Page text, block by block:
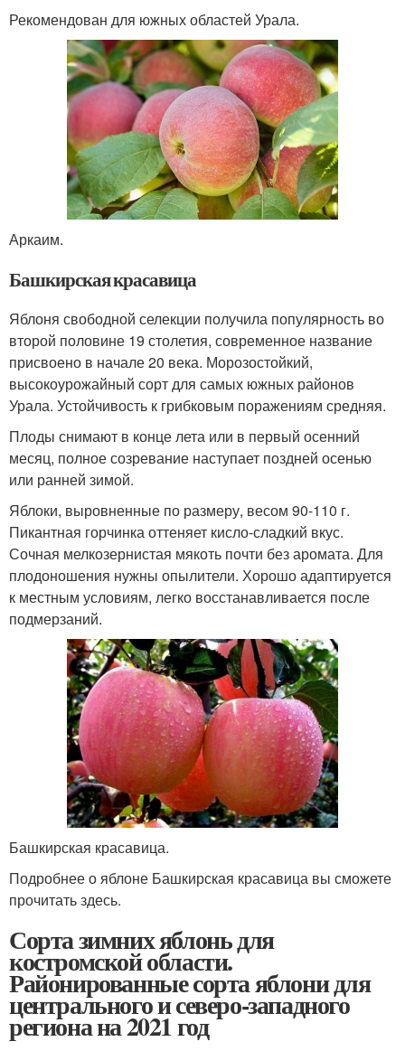
Рекомендован для южных областей Урала.
Аркаим.
Башкирская красавица
Яблоня свободной селекции получила популярность во
второй половине 19 столетия, современное название
присвоено в начале 20 века. Морозостойкий,
высокоурожайный сорт для самых южных районов
Урала. Устойчивость к грибковым поражениям средняя.
Плоды снимают в конце лета или в первый осенний
месяц, полное созревание наступает поздней осенью
или ранней зимой.
Яблоки, выровненные по размеру, весом 90-110 г.
Пикантная горчинка оттеняет кисло-сладкий вкус.
Сочная мелкозернистая мякоть почти без аромата. Для
плодоношения нужны опылители. Хорошо адаптируется
к местным условиям, легко восстанавливается после
подмерзаний.
Башкирская красавица.
Подробнее о яблоне Башкирская красавица вы сможете
прочитать здесь.
Сорта зимних яблонь для
костромской области.
Районированные сорта яблони для
центрального и северо-западного
региона на 2021 год